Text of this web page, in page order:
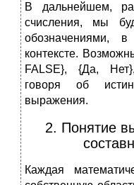
В дальнейшем,
счисления, мы
обозначениями,
контексте.
FALSE}, {Да,
говоря об
выражения.
2. Понятие
Каждая